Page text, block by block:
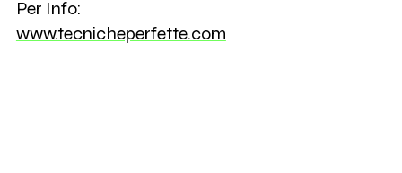
Per Info:
www.tecnicheperfette.com